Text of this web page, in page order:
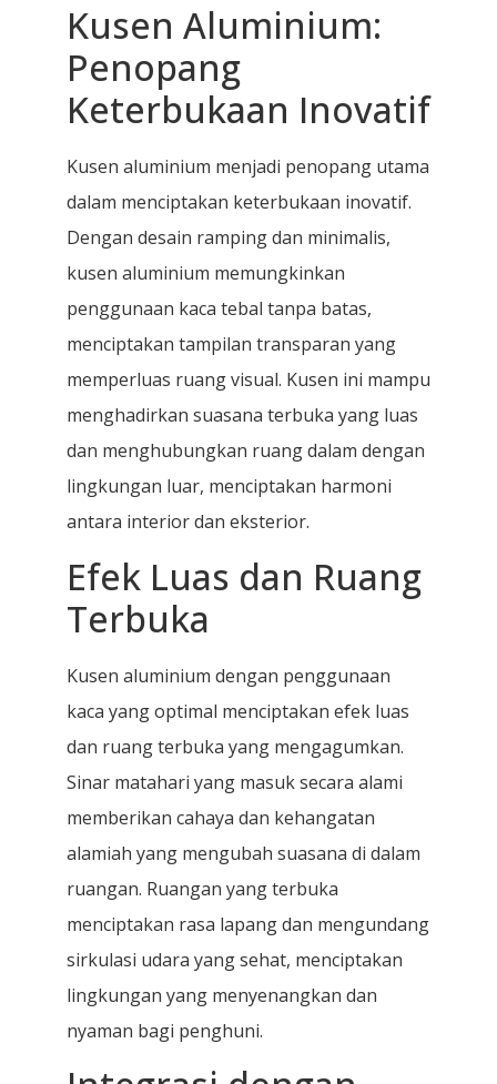
Kusen Aluminium:
Penopang
Keterbukaan Inovatif
Kusen aluminium menjadi penopang utama
dalam menciptakan keterbukaan inovatif.
Dengan desain ramping dan minimalis,
kusen aluminium memungkinkan
penggunaan kaca tebal tanpa batas,
menciptakan tampilan transparan yang
memperluas ruang visual. Kusen ini mampu
menghadirkan suasana terbuka yang luas
dan menghubungkan ruang dalam dengan
lingkungan luar, menciptakan harmoni
antara interior dan eksterior.
Efek Luas dan Ruang
Terbuka
Kusen aluminium dengan penggunaan
kaca yang optimal menciptakan efek luas
dan ruang terbuka yang mengagumkan.
Sinar matahari yang masuk secara alami
memberikan cahaya dan kehangatan
alamiah yang mengubah suasana di dalam
ruangan. Ruangan yang terbuka
menciptakan rasa lapang dan mengundang
sirkulasi udara yang sehat, menciptakan
lingkungan yang menyenangkan dan
nyaman bagi penghuni.